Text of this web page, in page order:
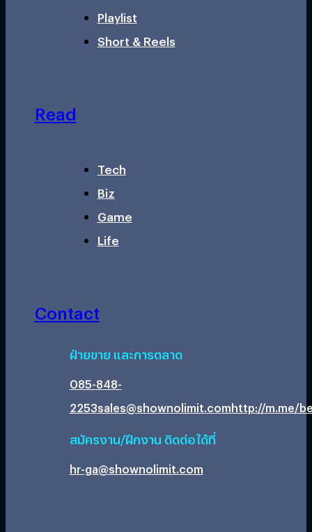
Playlist
Short & Reels
Read
Tech
Biz
Game
Life
Contact
ฝ่ายขาย และการตลาด
085-848-
2253sales@shownolimit.comhttp://m.me/
สมัครงาน/ฝึกงาน ติดต่อได้ที่
hr-ga@shownolimit.com